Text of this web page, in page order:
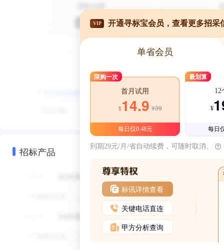
招标产品
VIP 开通寻标宝会员，查看更多招采
单省会员
限购一次
首月试用
¥14.9 ¥39
每日仅0.48元
最划算
12
¥
每日
到期29元/月/省自动续费，可随时取消。
标讯详情查看
关键电话直连
甲方分析查询